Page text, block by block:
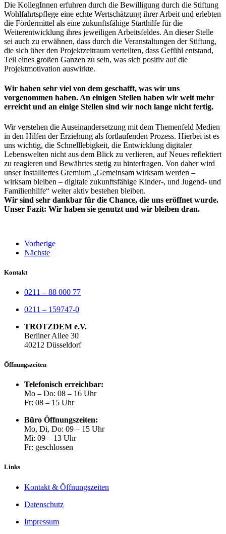
Die KollegInnen erfuhren durch die Bewilligung durch die Stiftung
Wohlfahrtspflege eine echte Wertschätzung ihrer Arbeit und erlebten
die Fördermittel als eine zukunftsfähige Starthilfe für die
Weiterentwicklung ihres jeweiligen Arbeitsfeldes. An dieser Stelle
sei auch zu erwähnen, dass durch die Veranstaltungen der Stiftung,
die sich über den Projektzeitraum verteilten, dass Gefühl entstand,
Teil eines großen Ganzen zu sein, was sich positiv auf die
Projektmotivation auswirkte.
Wir haben sehr viel von dem geschafft, was wir uns
vorgenommen haben. An einigen Stellen haben wir weit mehr
erreicht und an einige Stellen sind wir noch lange nicht fertig.
Wir verstehen die Auseinandersetzung mit dem Themenfeld Medien
in den Hilfen der Erziehung als fortlaufenden Prozess. Hierbei ist es
uns wichtig, die Schnelllebigkeit, die Entwicklung digitaler
Lebenswelten nicht aus dem Blick zu verlieren, auf Neues reflektiert
zu reagieren und Bewährtes stetig zu hinterfragen. Von daher wird
unser installiertes Gremium „Gemeinsam wirksam werden –
wirksam bleiben – digitale zukunftsfähige Kinder-, und Jugend- und
Familienhilfe“ weiter aktiv bestehen bleiben.
Wir sind sehr dankbar für die Chance, die uns eröffnet wurde.
Unser Fazit: Wir haben sie genutzt und wir bleiben dran.
Vorherige
Nächste
Kontakt
0211 – 88 000 77
0211 – 159747-0
TROTZDEM e.V.
Berliner Allee 30
40212 Düsseldorf
Öffnungszeiten
Telefonisch erreichbar:
Mo – Do: 08 – 16 Uhr
Fr: 08 – 15 Uhr
Büro Öffnungszeiten:
Mo, Di, Do: 09 – 15 Uhr
Mi: 09 – 13 Uhr
Fr: geschlossen
Links
Kontakt & Öffnungszeiten
Datenschutz
Impressum